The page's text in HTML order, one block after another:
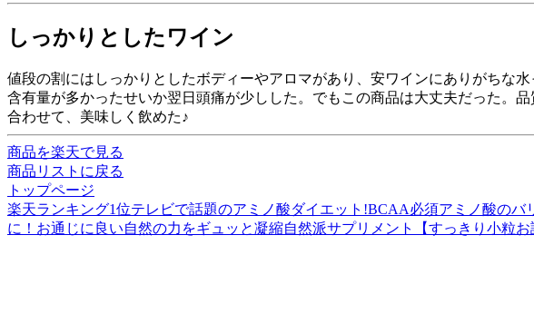
しっかりとしたワイン
値段の割にはしっかりとしたボディーやアロマがあり、安ワインにありがちな
含有量が多かったせいか翌日頭痛が少しした。でもこの商品は大丈夫だった。
合わせて、美味しく飲めた♪
商品を楽天で見る
商品リストに戻る
トップページ
楽天ランキング1位テレビで話題のアミノ酸ダイエット!BCAA必須アミノ酸の
に！お通じに良い自然の力をギュッと凝縮自然派サプリメント【すっきり小粒